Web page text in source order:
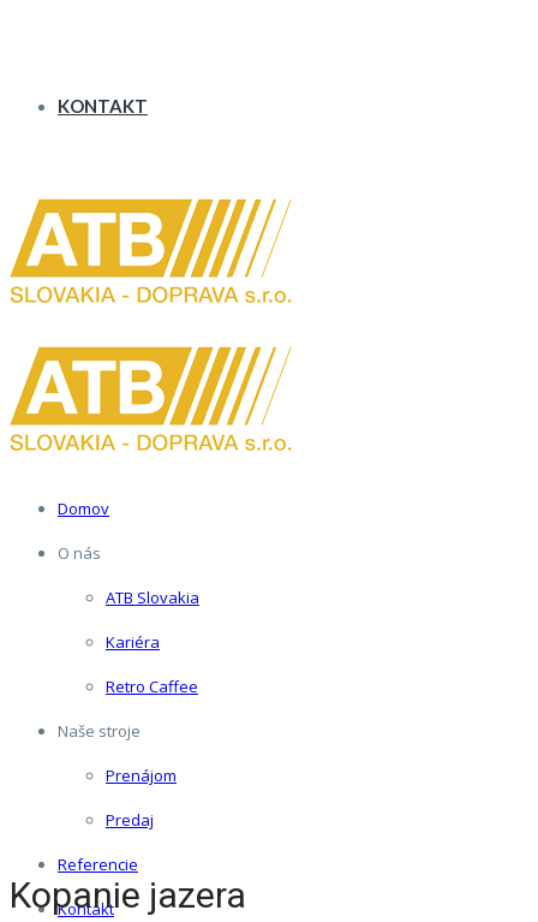
KONTAKT
Domov
O nás
ATB Slovakia
Kariéra
Retro Caffee
Naše stroje
Prenájom
Predaj
Referencie
Kontakt
Kopanie jazera